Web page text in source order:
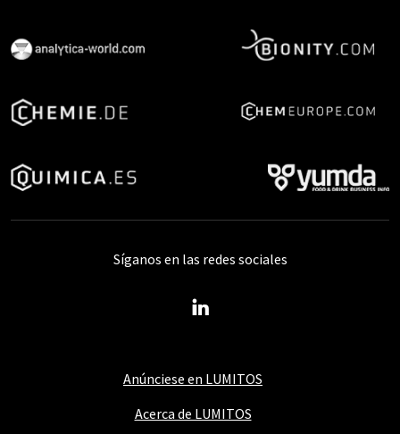
Anúnciese en LUMITOS
Acerca de LUMITOS
Síganos en las redes sociales